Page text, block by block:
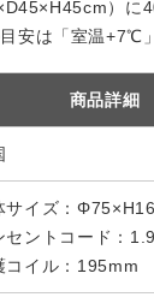
）に
安は「室温+7℃
商品詳細
サイズ：
セントコード：
コイル：195mm